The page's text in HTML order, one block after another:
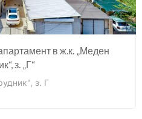
в ж.к. „Меден
з. „Г“
з. Г